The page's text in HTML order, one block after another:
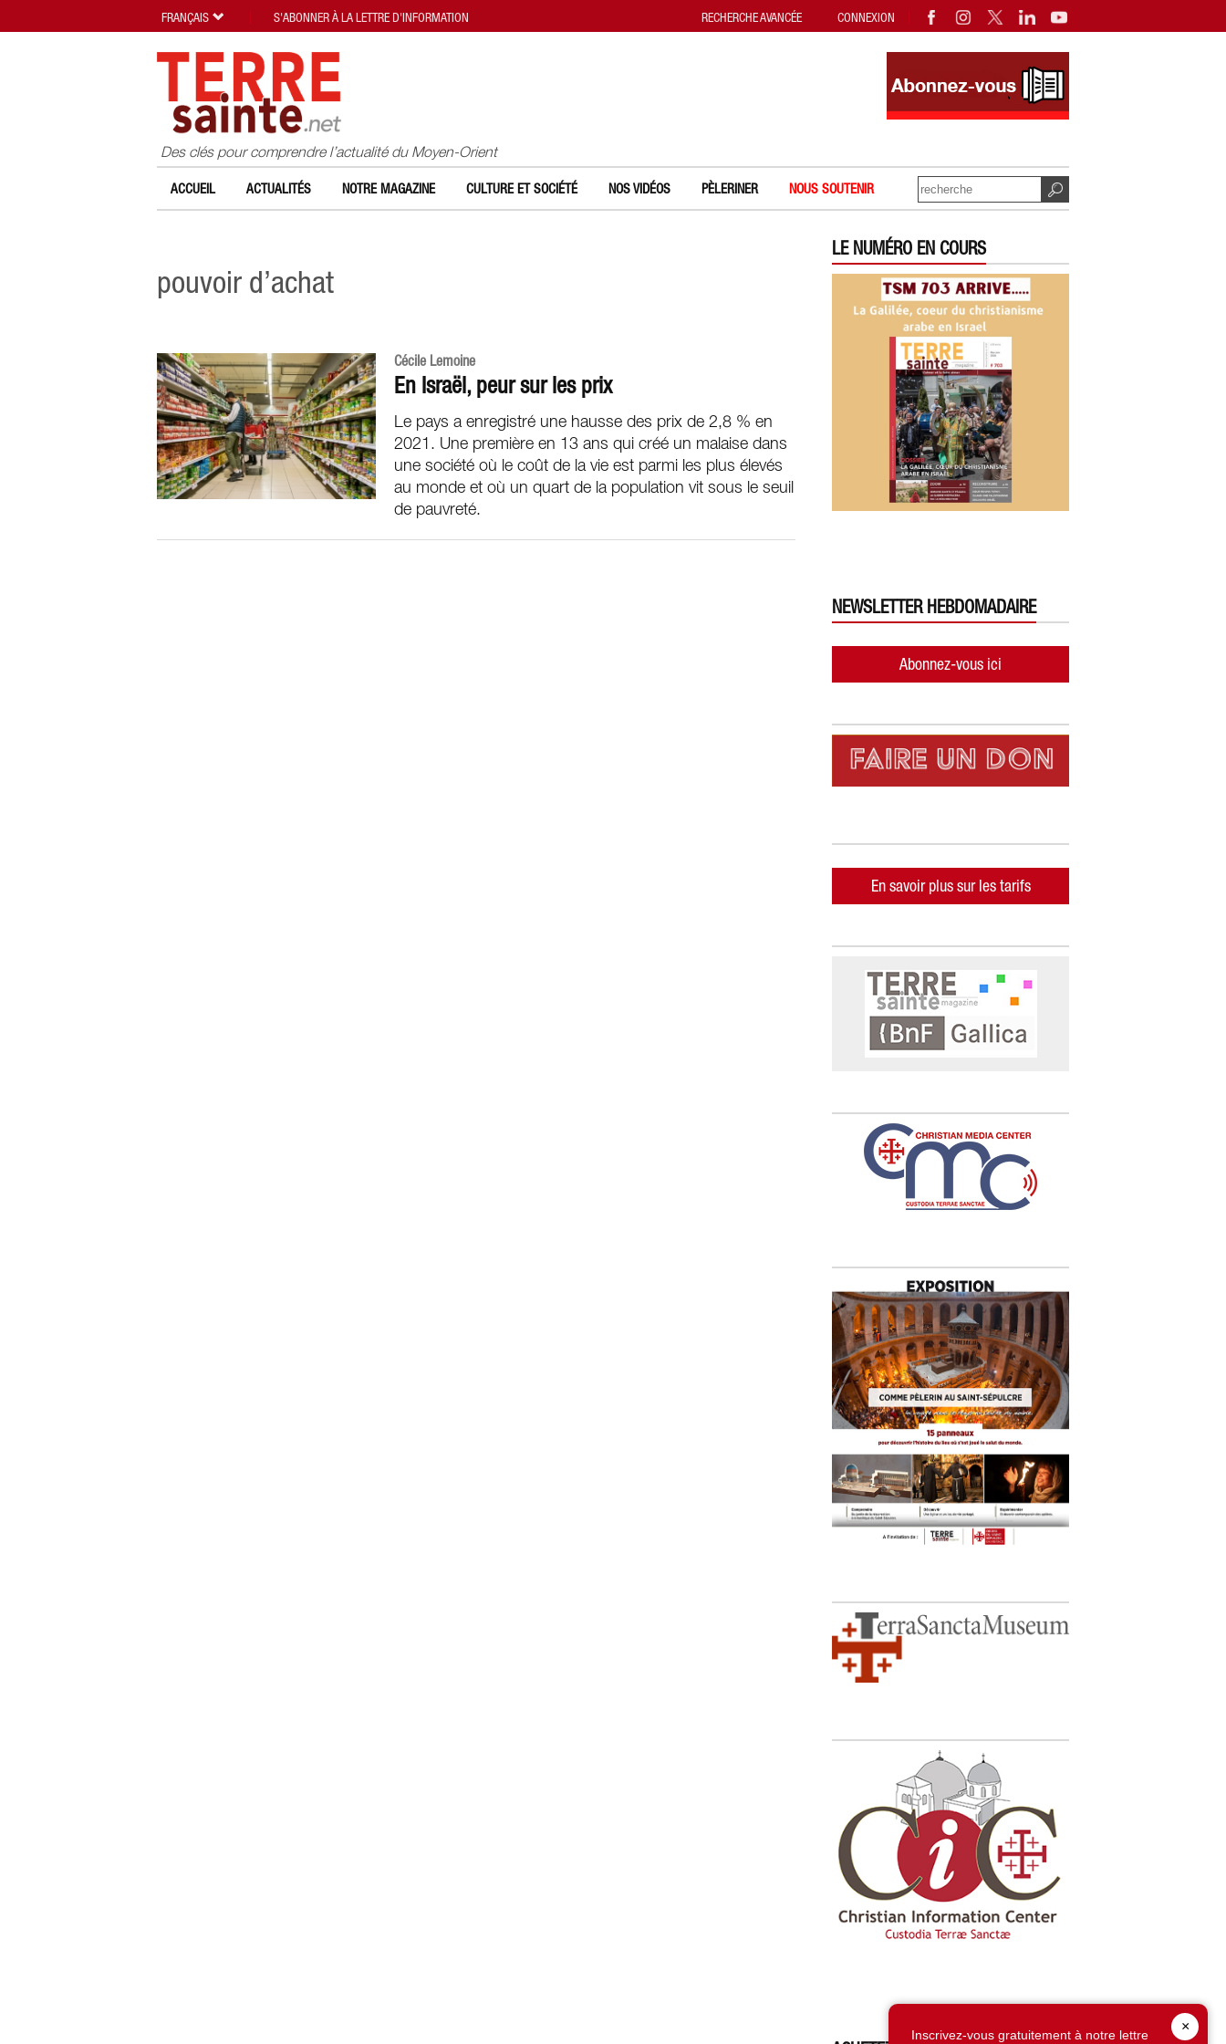
Des clés pour comprendre l’actualité du Moyen-Orient
ACCUEIL ACTUALITÉS NOTRE MAGAZINE CULTURE ET SOCIÉTÉ NOS VIDÉOS PÈLERINER NOUS SOUTENIR
pouvoir d’achat
Cécile Lemoine
En Israël, peur sur les prix
Le pays a enregistré une hausse des prix de 2,8 % en
2021. Une première en 13 ans qui créé un malaise dans
une société où le coût de la vie est parmi les plus élevés
au monde et où un quart de la population vit sous le seuil
de pauvreté.
LE NUMÉRO EN COURS
NEWSLETTER HEBDOMADAIRE
Abonnez-vous ici
En savoir plus sur les tarifs
×
Inscrivez-vous gratuitement à notre lettre
RECHERCHE AVANCÉE CONNEXION
FRANÇAIS S'ABONNER À LA LETTRE D'INFORMATION